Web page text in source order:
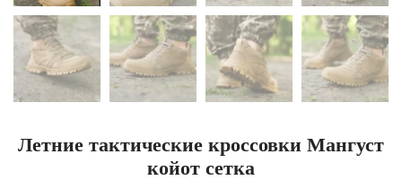
Летние тактические кроссовки Мангуст
койот сетка